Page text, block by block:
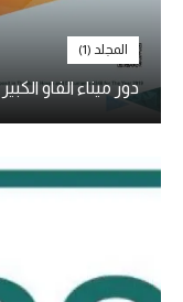
المجلد (1)
دور ميناء الفاو